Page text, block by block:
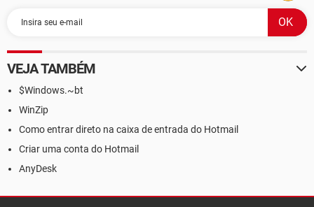
VEJA TAMBÉM
$Windows.~bt
WinZip
Como entrar direto na caixa de entrada do Hotmail
Criar uma conta do Hotmail
AnyDesk